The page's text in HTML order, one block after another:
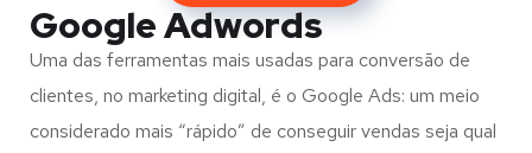
Google Adwords
Uma das ferramentas mais usadas para conversão de
clientes, no marketing digital, é o Google Ads: um meio
considerado mais “rápido” de conseguir vendas seja qual